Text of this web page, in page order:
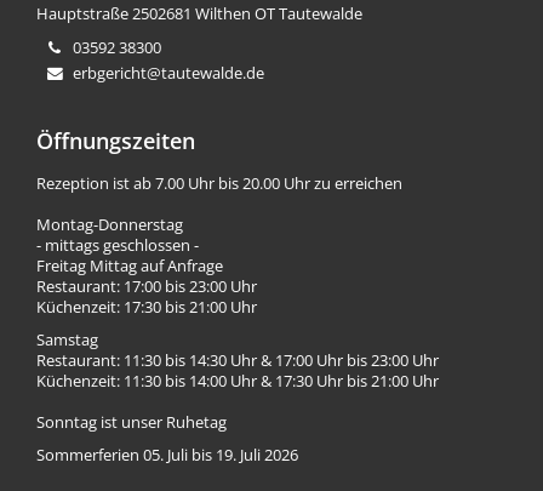
Hauptstraße 2502681 Wilthen OT Tautewalde
03592 38300
erbgericht@tautewalde.de
Öffnungszeiten
Rezeption ist ab 7.00 Uhr bis 20.00 Uhr zu erreichen
Montag-Donnerstag
- mittags geschlossen -
Freitag Mittag auf Anfrage
Restaurant: 17:00 bis 23:00 Uhr
Küchenzeit: 17:30 bis 21:00 Uhr
Samstag
Restaurant: 11:30 bis 14:30 Uhr & 17:00 Uhr bis 23:00 Uhr
Küchenzeit: 11:30 bis 14:00 Uhr & 17:30 Uhr bis 21:00 Uhr
Sonntag ist unser Ruhetag
Sommerferien 05. Juli bis 19. Juli 2026